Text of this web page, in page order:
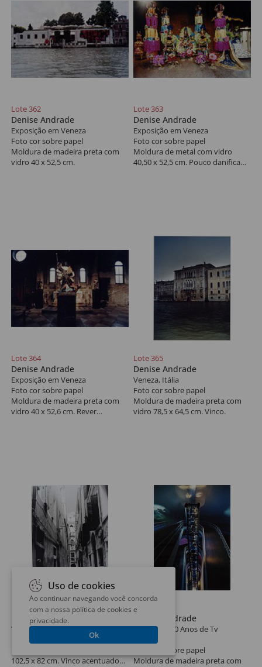
Lote 362
Denise Andrade
Exposição em Veneza
Foto cor sobre papel
Moldura de madeira preta com
vidro 40 x 52,5 cm.
Lote 363
Denise Andrade
Exposição em Veneza
Foto cor sobre papel
Moldura de metal com vidro
40,50 x 52,5 cm. Pouco danificada
Lote 364
Denise Andrade
Exposição em Veneza
Foto cor sobre papel
Moldura de madeira preta com
vidro 40 x 52,6 cm. Rever
Lote 365
Denise Andrade
Veneza, Itália
Foto cor sobre papel
Moldura de madeira preta com
vidro 78,5 x 64,5 cm. Vinco.
Lote 366
Denise Andrade
Veneza
Foto pb sobre papel
102,5 x 82 cm. Vinco acentuado
Lote 367
Denise Andrade
Exposição 50 Anos de Tv
57 x 31 cm
Foto cor sobre papel
Moldura de madeira preta com
Uso de cookies
Ao continuar navegando você concorda
com a nossa política de cookies e
privacidade.
Ok